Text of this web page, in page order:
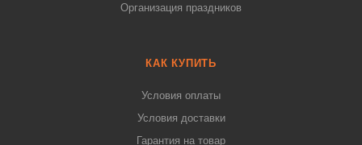
Организация праздников
КАК КУПИТЬ
Условия оплаты
Условия доставки
Гарантия на товар